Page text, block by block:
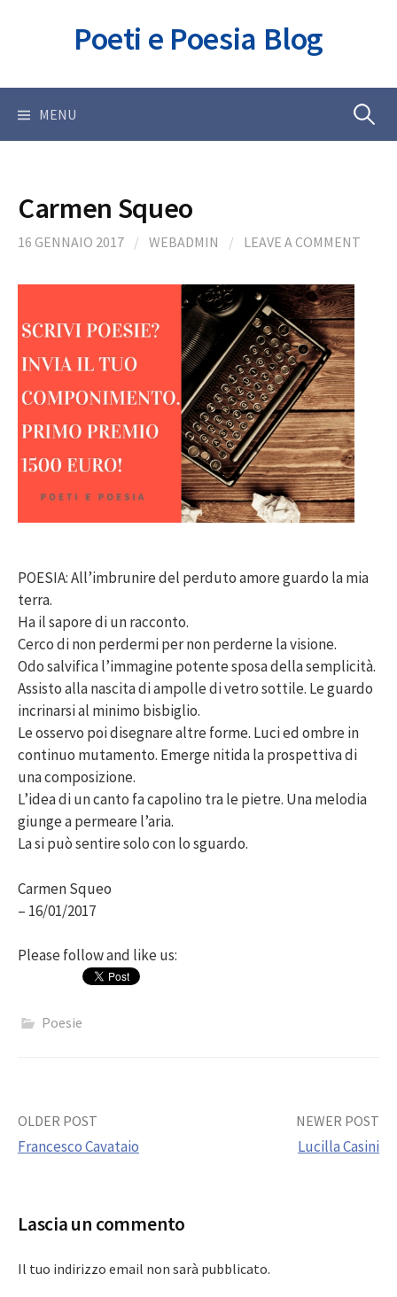
Poeti e Poesia Blog
MENU Ricerca
Carmen Squeo
16 GENNAIO 2017 / WEBADMIN / LEAVE A COMMENT
POESIA: All’imbrunire del perduto amore guardo la mia
terra.
Ha il sapore di un racconto.
Cerco di non perdermi per non perderne la visione.
Odo salvifica l’immagine potente sposa della semplicità.
Assisto alla nascita di ampolle di vetro sottile. Le guardo
incrinarsi al minimo bisbiglio.
Le osservo poi disegnare altre forme. Luci ed ombre in
continuo mutamento. Emerge nitida la prospettiva di
una composizione.
L’idea di un canto fa capolino tra le pietre. Una melodia
giunge a permeare l’aria.
La si può sentire solo con lo sguardo.
Carmen Squeo
– 16/01/2017
Please follow and like us:
Poesie
Post
OLDER POST
Francesco Cavataio
NEWER POST
Lucilla Casini
Lascia un commento
Il tuo indirizzo email non sarà pubblicato.